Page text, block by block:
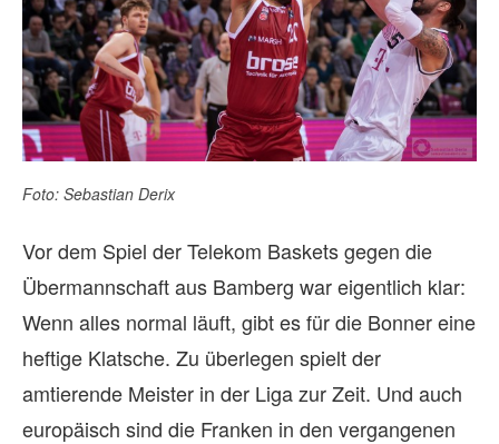
Foto: Sebastian Derix
Vor dem Spiel der Telekom Baskets gegen die
Übermannschaft aus Bamberg war eigentlich klar:
Wenn alles normal läuft, gibt es für die Bonner eine
heftige Klatsche. Zu überlegen spielt der
amtierende Meister in der Liga zur Zeit. Und auch
europäisch sind die Franken in den vergangenen